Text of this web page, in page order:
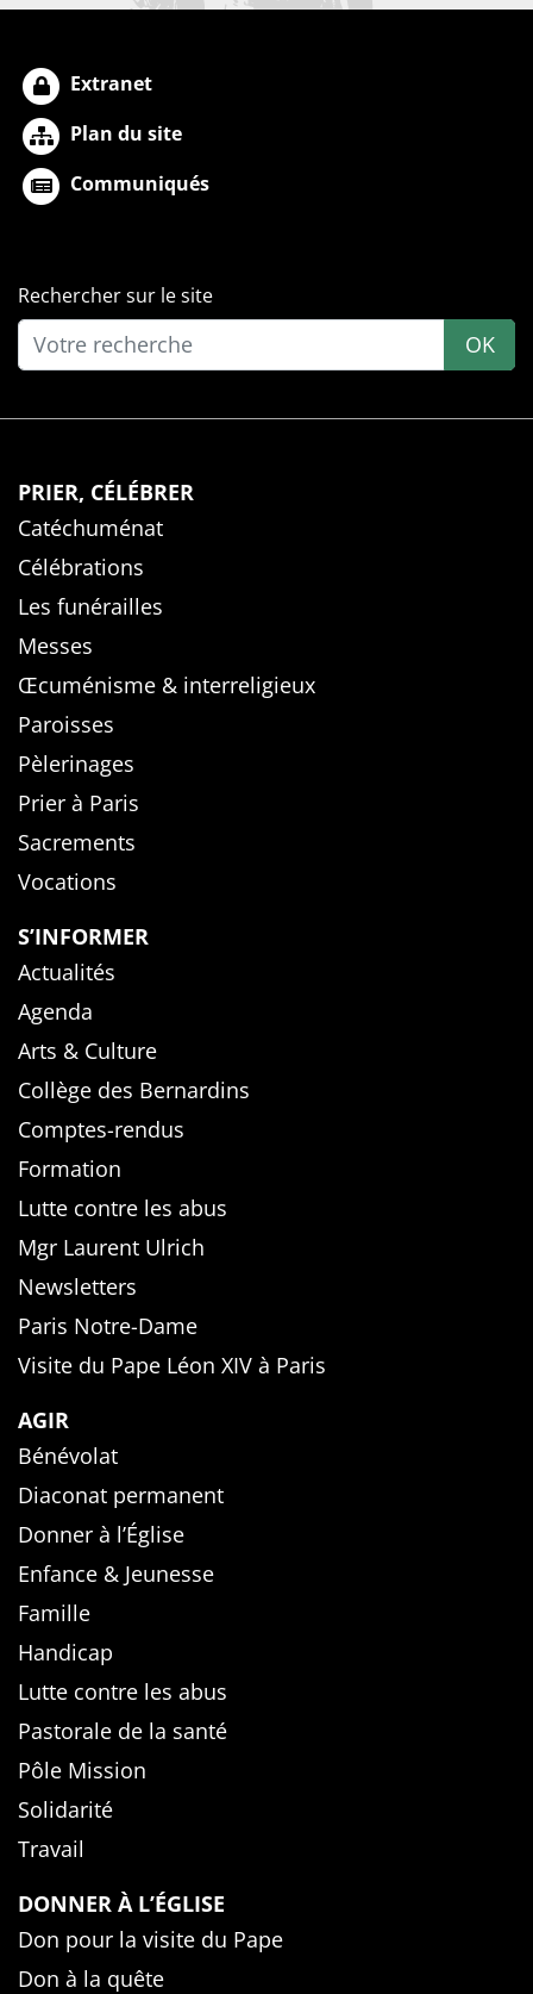
Extranet
Plan du site
Communiqués
Rechercher sur le site
OK
PRIER, CÉLÉBRER
Catéchuménat
Célébrations
Les funérailles
Messes
Œcuménisme & interreligieux
Paroisses
Pèlerinages
Prier à Paris
Sacrements
Vocations
S’INFORMER
Actualités
Agenda
Arts & Culture
Collège des Bernardins
Comptes-rendus
Formation
Lutte contre les abus
Mgr Laurent Ulrich
Newsletters
Paris Notre-Dame
Visite du Pape Léon XIV à Paris
AGIR
Bénévolat
Diaconat permanent
Donner à l’Église
Enfance & Jeunesse
Famille
Handicap
Lutte contre les abus
Pastorale de la santé
Pôle Mission
Solidarité
Travail
DONNER À L’ÉGLISE
Don pour la visite du Pape
Don à la quête